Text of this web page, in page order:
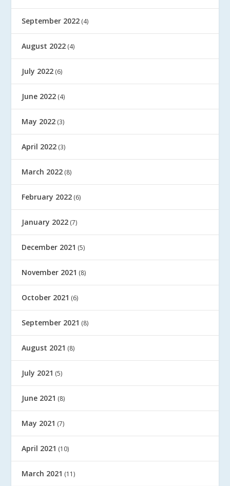
September 2022 (4)
August 2022 (4)
July 2022 (6)
June 2022 (4)
May 2022 (3)
April 2022 (3)
March 2022 (8)
February 2022 (6)
January 2022 (7)
December 2021 (5)
November 2021 (8)
October 2021 (6)
September 2021 (8)
August 2021 (8)
July 2021 (5)
June 2021 (8)
May 2021 (7)
April 2021 (10)
March 2021 (11)